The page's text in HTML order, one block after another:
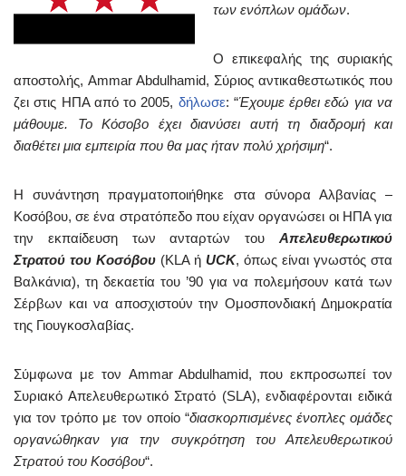
των ενόπλων ομάδων.
Ο επικεφαλής της συριακής
αποστολής, Ammar Abdulhamid, Σύριος αντικαθεστωτικός που
ζει στις ΗΠΑ από το 2005, δήλωσε: “Έχουμε έρθει εδώ για να
μάθουμε. Το Κόσοβο έχει διανύσει αυτή τη διαδρομή και
διαθέτει μια εμπειρία που θα μας ήταν πολύ χρήσιμη“.
Η συνάντηση πραγματοποιήθηκε στα σύνορα Αλβανίας –
Κοσόβου, σε ένα στρατόπεδο που είχαν οργανώσει οι ΗΠΑ για
την εκπαίδευση των ανταρτών του Απελευθερωτικού
Στρατού του Κοσόβου (KLA ή UCK, όπως είναι γνωστός στα
Βαλκάνια), τη δεκαετία του ’90 για να πολεμήσουν κατά των
Σέρβων και να αποσχιστούν την Ομοσπονδιακή Δημοκρατία
της Γιουγκοσλαβίας.
Σύμφωνα με τον Ammar Abdulhamid, που εκπροσωπεί τον
Συριακό Απελευθερωτικό Στρατό (SLA), ενδιαφέρονται ειδικά
για τον τρόπο με τον οποίο “διασκορπισμένες ένοπλες ομάδες
οργανώθηκαν για την συγκρότηση του Απελευθερωτικού
Στρατού του Κοσόβου“.